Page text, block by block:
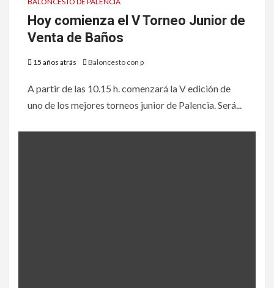
Hoy comienza el V Torneo Junior de
Venta de Baños
15 años atrás Baloncesto con p
A partir de las 10.15 h. comenzará la V edición de
uno de los mejores torneos junior de Palencia. Será...